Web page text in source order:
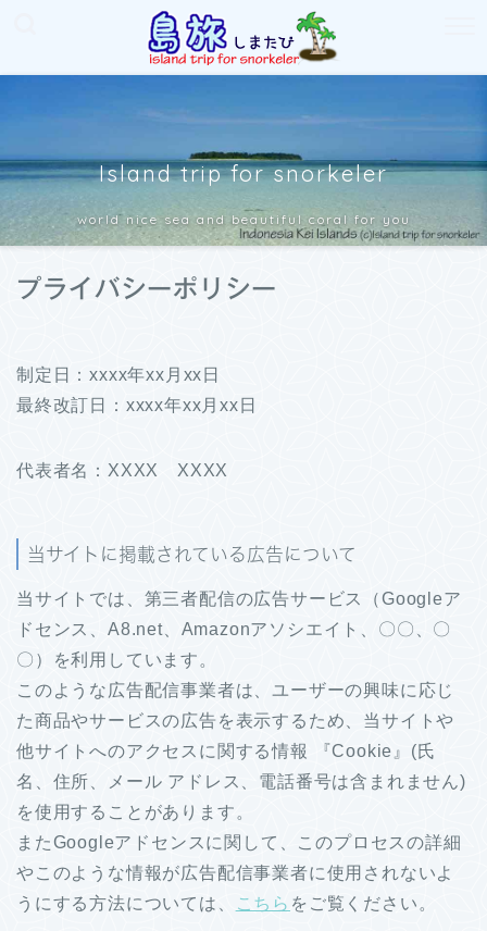
Island trip for snorkeler
world nice sea and beautiful coral for you
プライバシーポリシー
制定日：xxxx年xx月xx日
最終改訂日：xxxx年xx月xx日
代表者名：XXXX XXXX
当サイトに掲載されている広告について
当サイトでは、第三者配信の広告サービス（Googleア
ドセンス、A8.net、Amazonアソシエイト、〇〇、〇
〇）を利用しています。
このような広告配信事業者は、ユーザーの興味に応じ
た商品やサービスの広告を表示するため、当サイトや
他サイトへのアクセスに関する情報 『Cookie』(氏
名、住所、メール アドレス、電話番号は含まれません)
を使用することがあります。
またGoogleアドセンスに関して、このプロセスの詳細
やこのような情報が広告配信事業者に使用されないよ
うにする方法については、
こちら をご覧ください。